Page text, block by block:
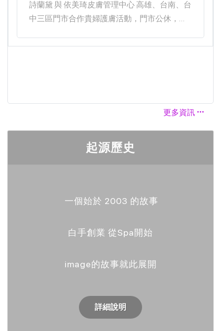
詩蘭黛 與 依美琦皮膚管理中心 高雄、台南、台
中三區門市合作貴婦護膚活動，門市公休，造
館：2023/12/1(五)~12/7(四）共計七天台中智
更多資訊
起源歷史
一個始於 2003 的故事
白手創業 從Spa開始
image的故事就此展開
詳細說明